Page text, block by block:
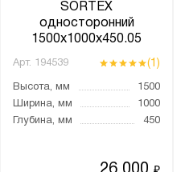
SORTEX
односторонний
1500x1000x450.05
Арт. 194539 (1)
Высота, мм
1500
Ширина, мм
1000
Глубина, мм
450